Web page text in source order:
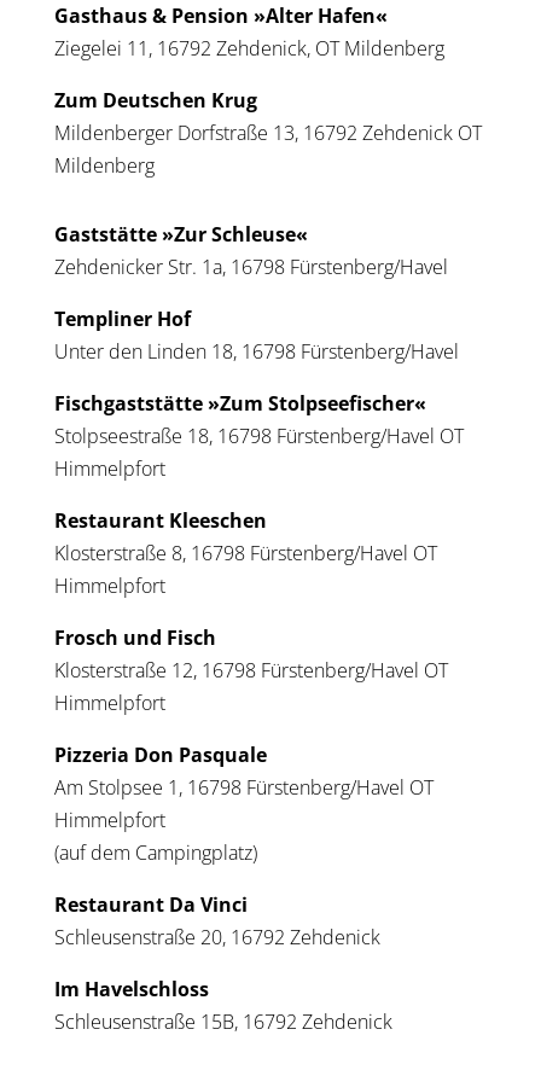
Gasthaus & Pension »Alter Hafen«
Ziegelei 11, 16792 Zehdenick, OT Mildenberg
Zum Deutschen Krug
Mildenberger Dorfstraße 13, 16792 Zehdenick OT
Mildenberg
Gaststätte »Zur Schleuse«
Zehdenicker Str. 1a, 16798 Fürstenberg/Havel
Templiner Hof
Unter den Linden 18, 16798 Fürstenberg/Havel
Fischgaststätte »Zum Stolpseefischer«
Stolpseestraße 18, 16798 Fürstenberg/Havel OT
Himmelpfort
Restaurant Kleeschen
Klosterstraße 8, 16798 Fürstenberg/Havel OT
Himmelpfort
Frosch und Fisch
Klosterstraße 12, 16798 Fürstenberg/Havel OT
Himmelpfort
Pizzeria Don Pasquale
Am Stolpsee 1, 16798 Fürstenberg/Havel OT
Himmelpfort
(auf dem Campingplatz)
Restaurant Da Vinci
Schleusenstraße 20, 16792 Zehdenick
Im Havelschloss
Schleusenstraße 15B, 16792 Zehdenick